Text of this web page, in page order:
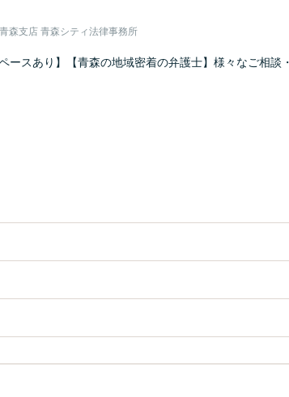
森支店 青森シティ法律事務所
ースあり】【青森の地域密着の弁護士】様々なご相談